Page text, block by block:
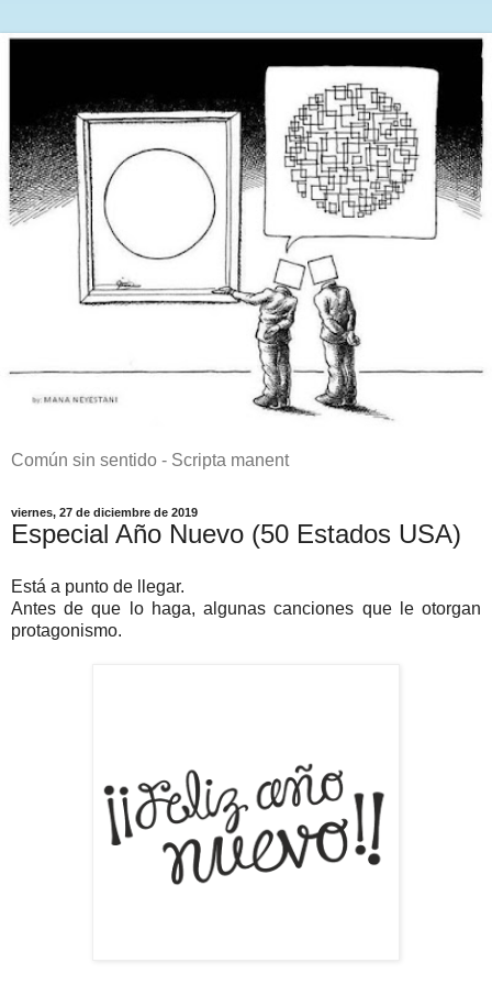
Común sin sentido - Scripta manent
viernes, 27 de diciembre de 2019
Especial Año Nuevo (50 Estados USA)
Está a punto de llegar.
Antes de que lo haga, algunas canciones que le otorgan
protagonismo.